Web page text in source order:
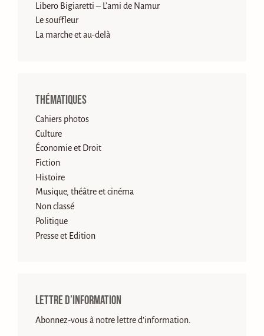
Libero Bigiaretti – L’ami de Namur
Le souffleur
La marche et au-delà
Thématiques
Cahiers photos
Culture
Économie et Droit
Fiction
Histoire
Musique, théâtre et cinéma
Non classé
Politique
Presse et Edition
Lettre d’information
Abonnez-vous à notre lettre d'information.